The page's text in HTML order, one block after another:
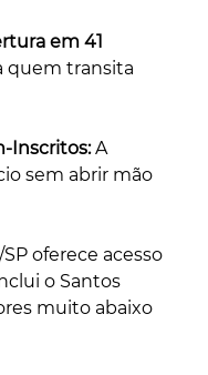
em 41
quem transita
Inscritos: A
sem abrir mão
oferece acesso
o Santos
muito abaixo